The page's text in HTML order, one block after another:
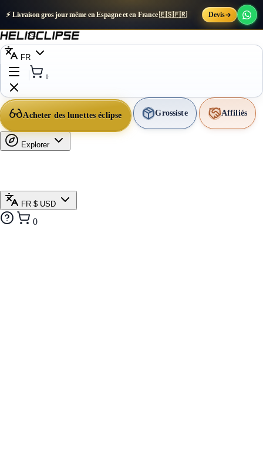
⚡ Livraison gros jour même en Espagne et en France 🇪🇸🇫🇷 Devis
FR
0
Acheter des lunettes éclipse Grossiste Affiliés
Explorer
FR $ USD
0